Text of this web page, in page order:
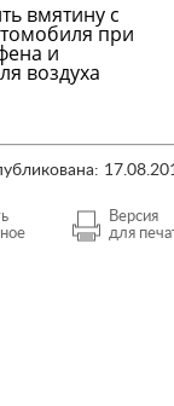
вмятину с
при
и
воздуха
Версия
для